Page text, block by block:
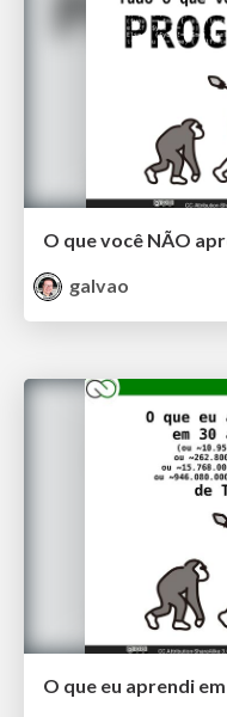
O que você NÃO
galvao
O que eu aprendi